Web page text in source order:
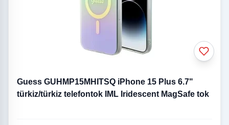
Guess GUHMP15MHITSQ iPhone 15 Plus 6.7"
türkiz/türkiz telefontok IML Iridescent MagSafe tok